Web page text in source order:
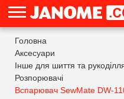
Головна
Аксесуари
Інше для шиття та
Розпорювачі
Вспарювач SewMate DW-